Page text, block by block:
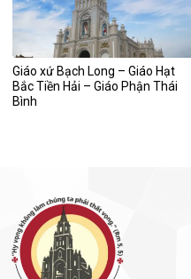
Giáo xứ Bạch Long – Giáo Hạt
Bắc Tiền Hải – Giáo Phận Thái
Bình